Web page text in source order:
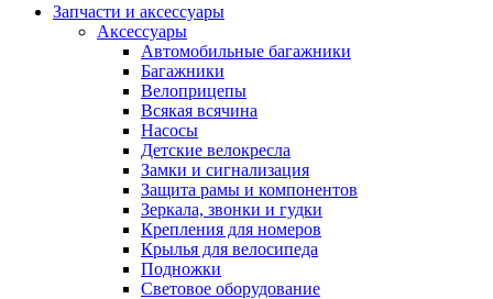
Запчасти и аксессуары
Аксессуары
Автомобильные багажники
Багажники
Велоприцепы
Всякая всячина
Насосы
Детские велокресла
Замки и сигнализация
Защита рамы и компонентов
Зеркала, звонки и гудки
Крепления для номеров
Крылья для велосипеда
Подножки
Световое оборудование